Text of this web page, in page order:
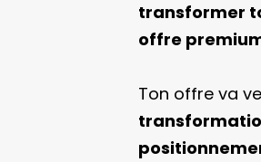
transformer
offre
Ton offre va